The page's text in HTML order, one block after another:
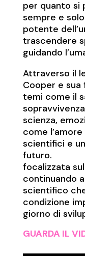
per quanto si
sempre e
potente
trascendere
guidando
Attraverso il
Cooper e sua
temi come il
scienza,
come
scientifici e
futuro.
focalizzata
continuando
scientifico
condizione
giorno di
GUARDA IL